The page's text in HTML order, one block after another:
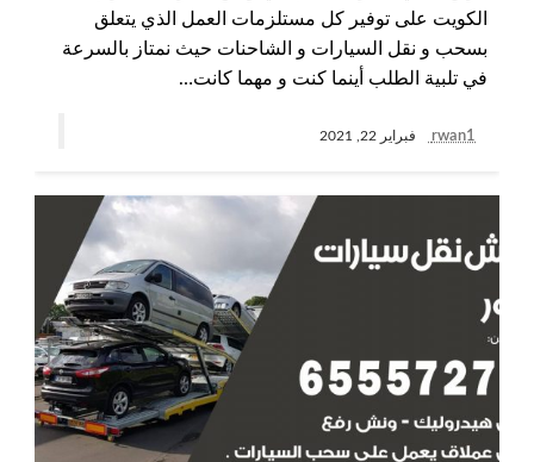
الكويت على توفير كل مستلزمات العمل الذي يتعلق
بسحب و نقل السيارات و الشاحنات حيث نمتاز بالسرعة
في تلبية الطلب أينما كنت و مهما كانت…
rwan1 فبراير 22, 2021